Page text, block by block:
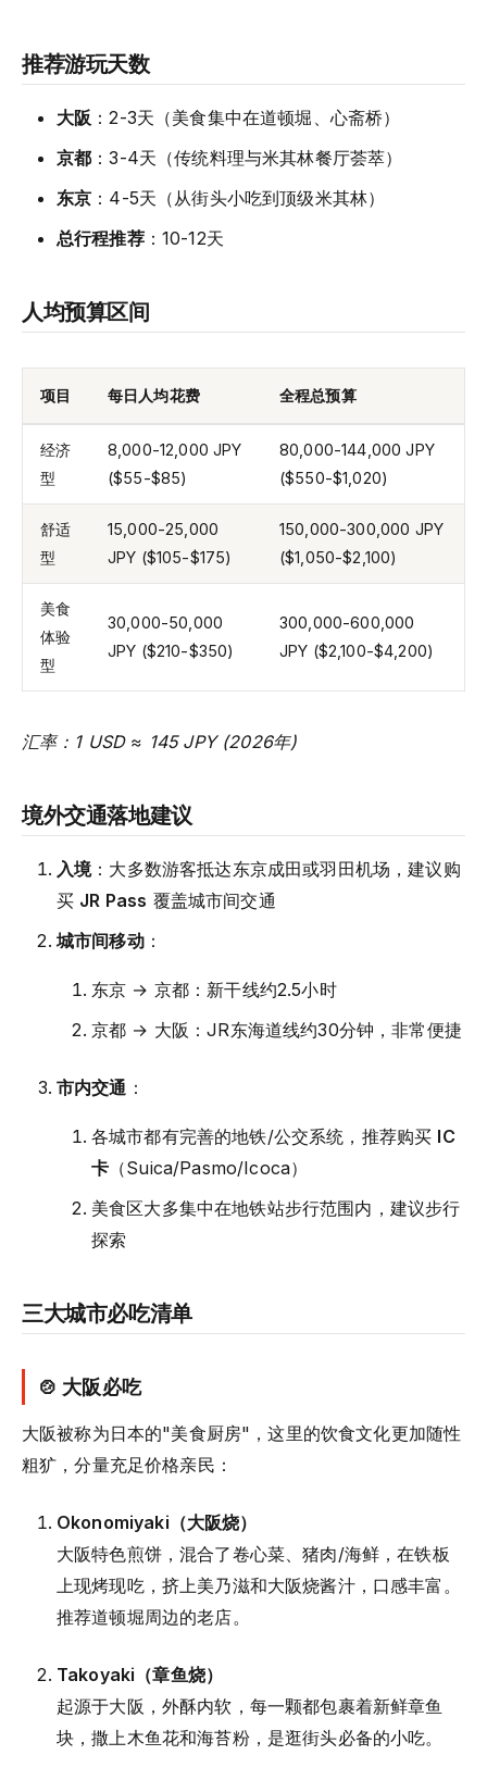
推荐游玩天数
大阪 ：2-3天（美食集中在道顿堀、心斋桥）
京都 ：3-4天（传统料理与米其林餐厅荟萃）
东京 ：4-5天（从街头小吃到顶级米其林）
总行程推荐：10-12天
人均预算区间
项目 每日人均花费 全程总预算
经济
型
8,000-12,000 JPY
($55-$85)
80,000-144,000 JPY
($550-$1,020)
舒适
型
15,000-25,000
JPY ($105-$175)
150,000-300,000 JPY
($1,050-$2,100)
美食
体验
型
30,000-50,000
JPY ($210-$350)
300,000-600,000
JPY ($2,100-$4,200)
汇率：1 USD ≈ 145 JPY (2026年)
境外交通落地建议
入境：大多数游客抵达东京成田或羽田机场，建议购
买 JR Pass 覆盖城市间交通
城市间移动：
东京 → 京都：新干线约2.5小时
京都 → 大阪：JR东海道线约30分钟，非常便捷
市内交通 ：
各城市都有完善的地铁/公交系统，推荐购买 IC
卡 （Suica/Pasmo/Icoca）
美食区大多集中在地铁站步行范围内，建议步行
探索
三大城市必吃清单
🍲 大阪必吃
大阪被称为日本的"美食厨房"，这里的饮食文化更加随性
粗犷，分量充足价格亲民：
Okonomiyaki（大阪烧）
大阪特色煎饼，混合了卷心菜、猪肉/海鲜，在铁板
上现烤现吃，挤上美乃滋和大阪烧酱汁，口感丰富。
推荐道顿堀周边的老店。
Takoyaki（章鱼烧）
起源于大阪，外酥内软，每一颗都包裹着新鲜章鱼
块，撒上木鱼花和海苔粉，是逛街头必备的小吃。